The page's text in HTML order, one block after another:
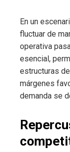
En un
fluctuar de
operativa
esencial,
estructuras
márgenes
demanda se